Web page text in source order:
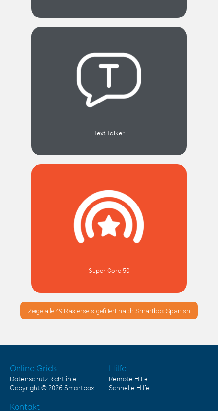
Text Talker
Super Core 50
Zeige alle 49 Rastersets gefiltert nach Smartbox Spanish
Online Grids
Datenschutz Richtlinie
Copyright © 2026 Smartbox
Hilfe
Remote Hilfe
Schnelle Hilfe
Kontakt